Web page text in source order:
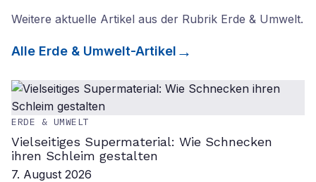
Weitere aktuelle Artikel aus der Rubrik Erde & Umwelt.
Alle Erde & Umwelt-Artikel
ERDE & UMWELT
Vielseitiges Supermaterial: Wie Schnecken
ihren Schleim gestalten
7. August 2026